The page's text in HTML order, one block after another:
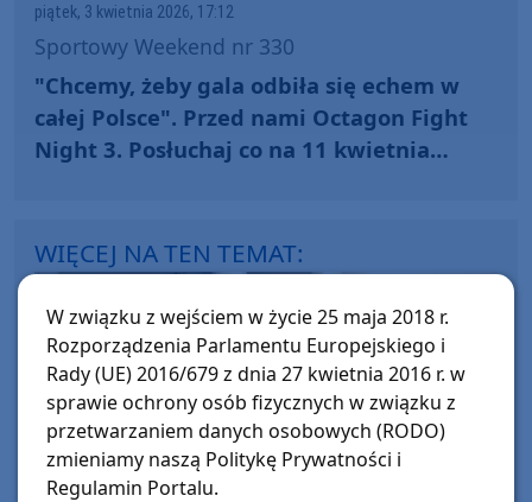
piątek, 3 kwietnia 2026, 17:12
Sportowy Weekend nr 330
"Chcemy, żeby gala odbiła się echem w
całej Polsce". Przed nami Octagon Fight
Night 3. Posłuchaj co na 11 kwietnia
WIĘCEJ NA TEN TEMAT:
W związku z wejściem w życie 25 maja 2018 r.
Rozporządzenia Parlamentu Europejskiego i
Rady (UE) 2016/679 z dnia 27 kwietnia 2016 r. w
sprawie ochrony osób fizycznych w związku z
przetwarzaniem danych osobowych (RODO)
zmieniamy naszą Politykę Prywatności i
Regulamin Portalu.